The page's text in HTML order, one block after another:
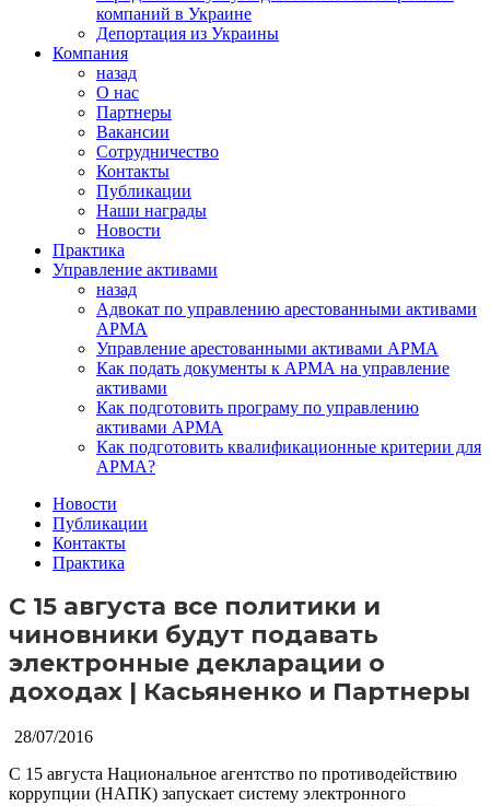
компаний в Украине
Депортация из Украины
Компания
назад
О нас
Партнеры
Вакансии
Сотрудничество
Контакты
Публикации
Наши награды
Новости
Практика
Управление активами
назад
Адвокат по управлению арестованными активами
АРМА
Управление арестованными активами АРМА
Как подать документы к АРМА на управление
активами
Как подготовить програму по управлению
активами АРМА
Как подготовить квалификационные критерии для
АРМА?
Новости
Публикации
Контакты
Практика
С 15 августа все политики и
чиновники будут подавать
электронные декларации о
доходах | Касьяненко и Партнеры
28/07/2016
С 15 августа Национальное агентство по противодействию
коррупции (НАПК) запускает систему электронного